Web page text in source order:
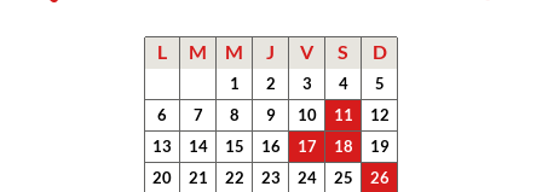
L M M J V S D
1 2 3 4
5
6
7 8 9 10 11
12
13
14 15 16 17 18
19
20
21 22 23 24 25
26